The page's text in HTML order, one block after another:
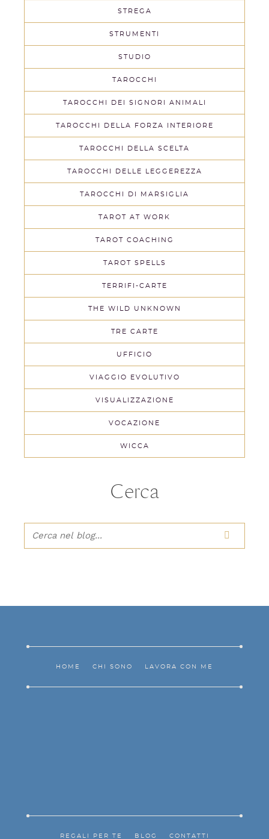
STREGA
STRUMENTI
STUDIO
TAROCCHI
TAROCCHI DEI SIGNORI ANIMALI
TAROCCHI DELLA FORZA INTERIORE
TAROCCHI DELLA SCELTA
TAROCCHI DELLE LEGGEREZZA
TAROCCHI DI MARSIGLIA
TAROT AT WORK
TAROT COACHING
TAROT SPELLS
TERRIFI-CARTE
THE WILD UNKNOWN
TRE CARTE
UFFICIO
VIAGGIO EVOLUTIVO
VISUALIZZAZIONE
VOCAZIONE
WICCA
Cerca

HOME CHI SONO LAVORA CON ME
REGALI PER TE BLOG CONTATTI